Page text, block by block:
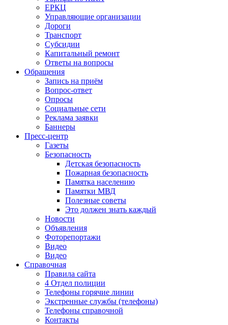
ЕРКЦ
Управляющие организации
Дороги
Транспорт
Субсидии
Капитальный ремонт
Ответы на вопросы
Обращения
Запись на приём
Вопрос-ответ
Опросы
Социальные сети
Реклама заявки
Баннеры
Пресс-центр
Газеты
Безопасность
Детская безопасность
Пожарная безопасность
Памятка населению
Памятки МВД
Полезные советы
Это должен знать каждый
Новости
Объявления
Фоторепортажи
Видео
Видео
Справочная
Правила сайта
4 Отдел полиции
Телефоны горячие линии
Экстренные службы (телефоны)
Телефоны справочной
Контакты